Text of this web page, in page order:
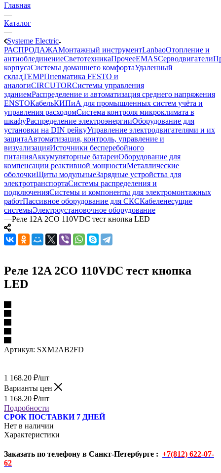
Главная
—
Каталог
—
Systeme Electric
РАСПРОДАЖАМонтажный инструментLanbaoОтопление и
антиоблединениеСветотехникаПрочееEMASCерводвигатели
корпусаСистемы домашнего комфортаУдаленный
складTEMPПневматика FESTO и
аналогиCIRCUTORСистемы управления
зданиемРаспределение и автоматизация среднего напряжения
ENSTOКабельКИПиА для промышленных систем учёта и
управления расходомСистема контроля микроклимата в
шкафуРаспределение электроэнергииОборудование для
установки на DIN рейкуУправление электродвигателями и их
защитаАвтоматизация, контроль, управление и
визуализацияИсточники бесперебойного
питанияАккумуляторные батареиОборудование для
компенсации реактивной мощностиМеталлические
оболочкиЩиты модульныеЗарядные устройства для
электротранспортаСистемы распределения и
подключенияСистемы и компоненты для электромонтажных
работПассивное оборудование для СКСКабеленесущие
системыЭлектроустановочное оборудование
—Реле 12A 2CO 110VDC тест кнопка LED
Реле 12A 2CO 110VDC тест кнопка
LED
Артикул: SXM2AB2FD
1 168.20 ₽/шт
Варианты цен
1 168.20 ₽/шт
Подробности
СРОК ПОСТАВКИ 7 ДНЕЙ
Нет в наличии
Характеристики
Заказать по телефону в Санкт-Петербурге : +7(812) 622-07-
62